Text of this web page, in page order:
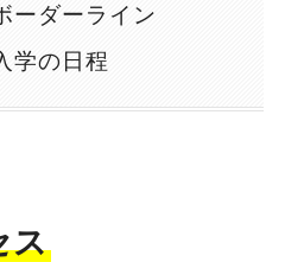
ーダーライン
学の日程
ス